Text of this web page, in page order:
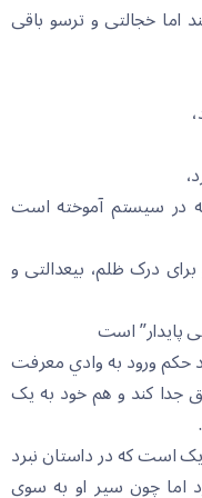
اما خجالتی و ترسو باقی
در سیستم آموخته است
درک ظلم، بیعدالتی و
پایدار” است
حکم ورود به وادي معرفت
جدا کند و هم خود به يک
است که در داستان نبرد
اما چون سیر او به سوی